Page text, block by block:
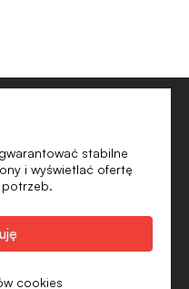
sp. z o.o.
i cookies
stabilne
i wyświetlać ofertę
cookies